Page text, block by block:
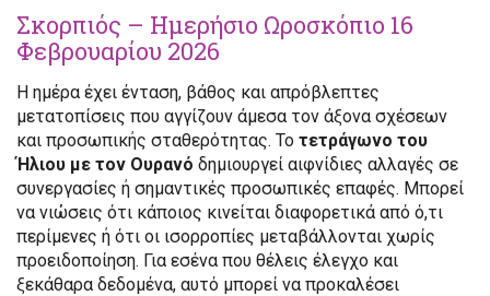
Σκορπιός – Ημερήσιο Ωροσκόπιο 16
Φεβρουαρίου 2026
Η ημέρα έχει ένταση, βάθος και απρόβλεπτες
μετατοπίσεις που αγγίζουν άμεσα τον άξονα σχέσεων
και προσωπικής σταθερότητας. Το τετράγωνο του
Ήλιου με τον Ουρανό δημιουργεί αιφνίδιες αλλαγές σε
συνεργασίες ή σημαντικές προσωπικές επαφές. Μπορεί
να νιώσεις ότι κάποιος κινείται διαφορετικά από ό,τι
περίμενες ή ότι οι ισορροπίες μεταβάλλονται χωρίς
προειδοποίηση. Για εσένα που θέλεις έλεγχο και
ξεκάθαρα δεδομένα, αυτό μπορεί να προκαλέσει